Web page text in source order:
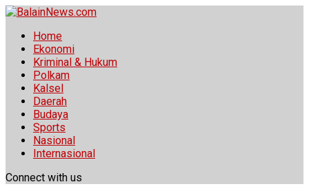
Home
Ekonomi
Kriminal & Hukum
Polkam
Kalsel
Daerah
Budaya
Sports
Nasional
Internasional
Connect with us